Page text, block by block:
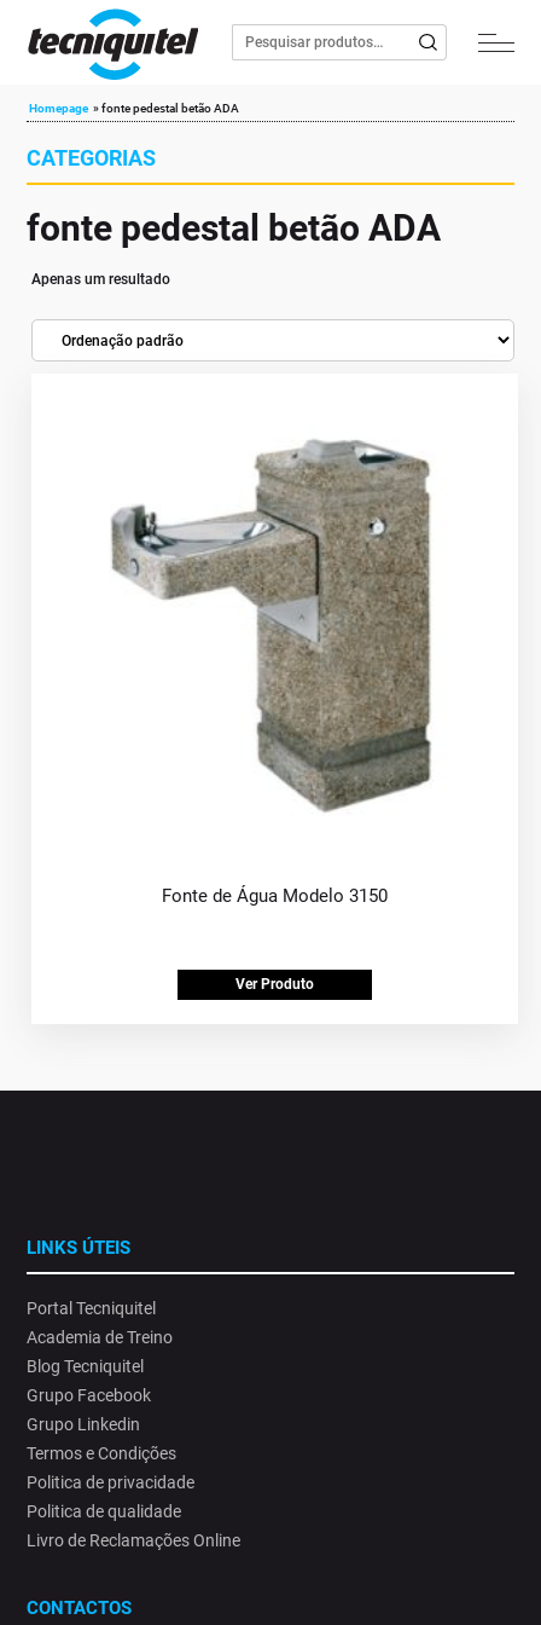
Homepage »fonte pedestal betão ADA
CATEGORIAS
fonte pedestal betão ADA
Apenas um resultado
Fonte de Água Modelo 3150
Ver Produto
LINKS ÚTEIS
Portal Tecniquitel
Academia de Treino
Blog Tecniquitel
Grupo Facebook
Grupo Linkedin
Termos e Condições
Politica de privacidade
Politica de qualidade
Livro de Reclamações Online
CONTACTOS